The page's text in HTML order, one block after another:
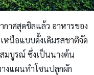
าศสุดชิลแล้ว อาหารของ
หนือแบบดั้งเดิมรสชาติจัด
มบูรณ์ ซึ่งเป็นนางต้น
างแผนทำโซนปลูกผัก